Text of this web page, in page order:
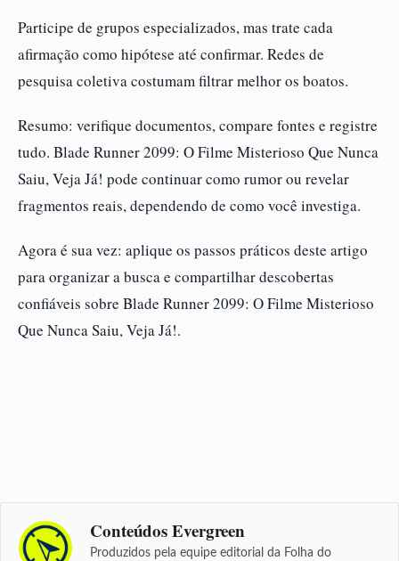
Participe de grupos especializados, mas trate cada
afirmação como hipótese até confirmar. Redes de
pesquisa coletiva costumam filtrar melhor os boatos.
Resumo: verifique documentos, compare fontes e registre
tudo. Blade Runner 2099: O Filme Misterioso Que Nunca
Saiu, Veja Já! pode continuar como rumor ou revelar
fragmentos reais, dependendo de como você investiga.
Agora é sua vez: aplique os passos práticos deste artigo
para organizar a busca e compartilhar descobertas
confiáveis sobre Blade Runner 2099: O Filme Misterioso
Que Nunca Saiu, Veja Já!.
Conteúdos Evergreen
Produzidos pela equipe editorial da Folha do